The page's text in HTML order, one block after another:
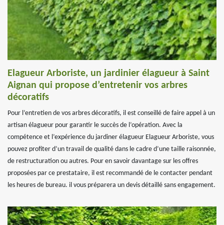
Elagueur Arboriste, un jardinier élagueur à Saint
Aignan qui propose d’entretenir vos arbres
décoratifs
Pour l’entretien de vos arbres décoratifs, il est conseillé de faire appel à un
artisan élagueur pour garantir le succès de l’opération. Avec la
compétence et l’expérience du jardiner élagueur Elagueur Arboriste, vous
pouvez profiter d’un travail de qualité dans le cadre d’une taille raisonnée,
de restructuration ou autres. Pour en savoir davantage sur les offres
proposées par ce prestataire, il est recommandé de le contacter pendant
les heures de bureau. il vous préparera un devis détaillé sans engagement.